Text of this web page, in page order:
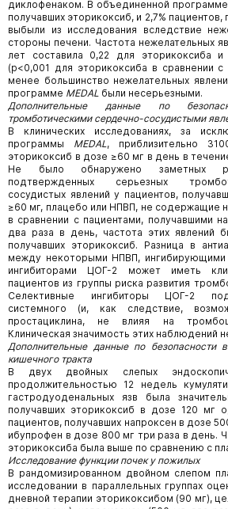
диклофенаком. В объединенной программе
получавших эторикоксиб, и 2,7%
выбыли из исследования вследствие
стороны печени. Частота нежелательных
лет составила 0,22 для эторикоксиба
(p<0,001 для эторикоксиба в сравнении
менее большинство нежелательных
программе MEDAL были несерьезными.
Дополнительные данные по
тромботическими сердечно-сосудистыми
В клинических исследованиях, за
программы MEDAL, приблизительно
эторикоксиб в дозе ≥60 мг в день в
Не было обнаружено заметных
подтвержденных серьезных
сосудистых явлений у пациентов,
≥60 мг, плацебо или НПВП, не содержащие
в сравнении с пациентами, получавшими
два раза в день, частота этих явлений
получавших эторикоксиб. Разница в
между некоторыми НПВП, ингибирующими
ингибиторами ЦОГ-2 может иметь
пациентов из группы риска развития
Селективные ингибиторы ЦОГ-2
системного (и, как следствие,
простациклина, не влияя на
Клиническая значимость этих наблюдений
Дополнительные данные по безопасности
кишечного тракта
В двух двойных слепых
продолжительностью 12 недель
гастродуоденальных язв была
получавших эторикоксиб в дозе 120 мг
пациентов, получавших напроксен в дозе
ибупрофен в дозе 800 мг три раза в день.
эторикоксиба была выше по сравнению с
Исследование функции почек у пожилых
В рандомизированном двойном слепом
исследовании в параллельных группах
дневной терапии эторикоксибом (90 мг),